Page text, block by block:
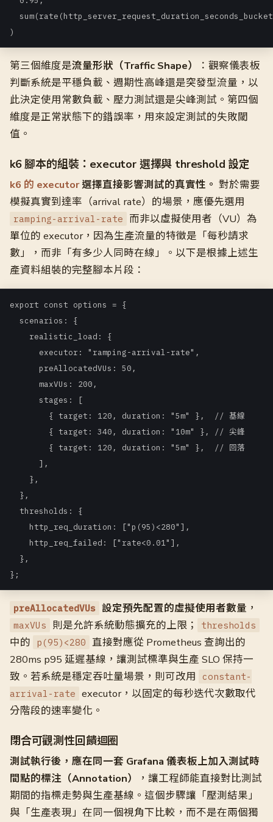
)
第三個維度是流量形狀（Traffic Shape）
：觀察儀表板
判斷系統是平穩負載、週期性高峰還是突發型流量，以
此決定使用常數負載、壓力測試還是尖峰測試。第四個
維度是正常狀態下的錯誤率，用來設定測試的失敗閾
值。
k6 腳本的組裝：executor 選擇與 threshold 設定
k6 的 executor選擇直接影響測試的真實性。 對於需要
模擬真實到達率（arrival rate）的場景，應優先選用
ramping-arrival-rate
而非以虛擬使用者（VU）為
單位的 executor，因為生產流量的特徵是「每秒請求
數」，而非「有多少人同時在線」。以下是根據上述生
產資料組裝的完整腳本片段：
export const options = {
  scenarios: {
    realistic_load: {
      executor: "ramping-arrival-rate",
      preAllocatedVUs: 50,
      maxVUs: 200,
      stages: [
        { target: 120, duration: "5m" },  // 基線
        { target: 340, duration: "10m" }, // 尖峰
        { target: 120, duration: "5m" },  // 回落
      ],
    },
  },
  thresholds: {
    http_req_duration: ["p(95)<280"],
    http_req_failed: ["rate<0.01"],
  },
};
preAllocatedVUs 設定預先配置的虛擬使用者數量 ，
maxVUs 則是允許系統動態擴充的上限； thresholds
中的 p(95)<280 直接對應從 Prometheus 查詢出的
280ms p95 延遲基線，讓測試標準與生產 SLO 保持一
致。若系統是穩定吞吐量場景，則可改用
constant-
arrival-rate executor，以固定的每秒迭代次數取代
分階段的速率變化。
閉合可觀測性回饋迴圈
測試執行後，應在同一套 Grafana 儀表板上加入測試時
間點的標注（Annotation）
，讓工程師能直接對比測試
期間的指標走勢與生產基線。這個步驟讓「壓測結果」
與「生產表現」在同一個視角下比較，而不是在兩個獨